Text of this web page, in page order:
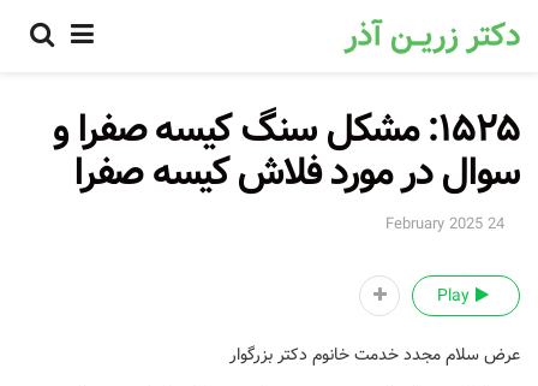
۱۵۲۵: مشکل سنگ کیسه صفرا و
سوال در مورد فلاش کیسه صفرا
24 February 2025
Play
عرض سلام مجدد خدمت خانوم دکتر بزرگوار